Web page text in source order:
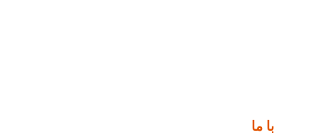
با ما